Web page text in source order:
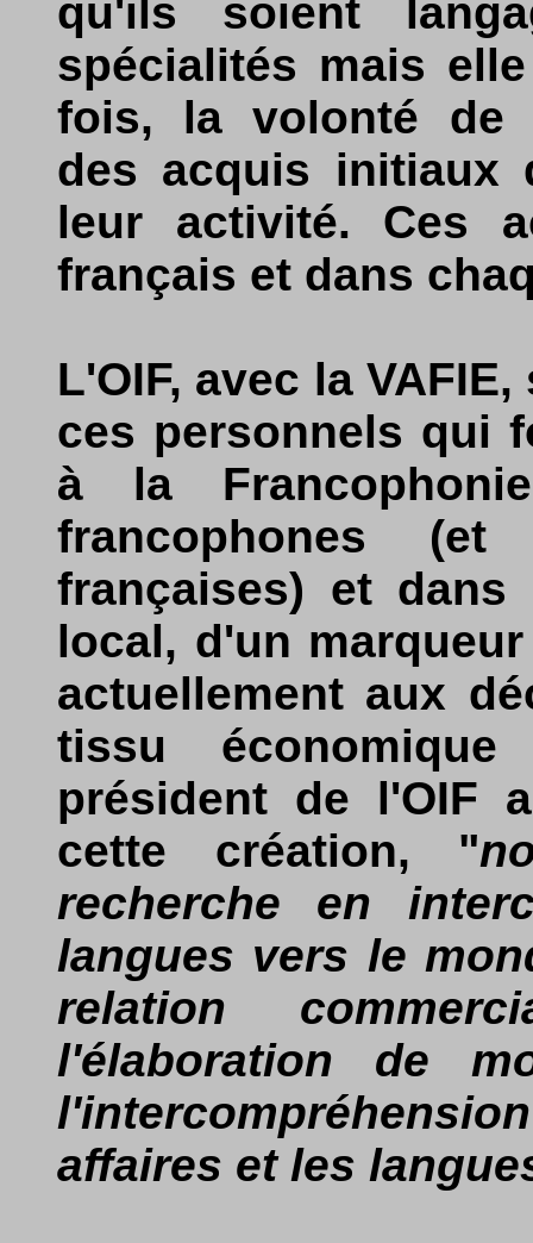
qu'ils soient
spécialités mais
fois, la volonté de
des acquis initiaux
leur activité. Ces
français et dans
L'OIF, avec la
ces personnels qui
à la
francophones
françaises) et
local, d'un
actuellement aux
tissu
président de l'OIF
cette création, "
recherche en
langues vers le
relation
l'élaboration de
affaires et les